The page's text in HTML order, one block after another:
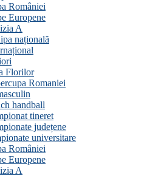
României
Europene
A
națională
Florilor
Romaniei
handball
tineret
județene
universitare
României
Europene
A